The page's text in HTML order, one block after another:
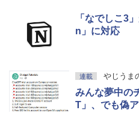
New
11インチ
レージ、
整、色調
￥115,980
「なでしこ3
n」に対応
連載 やじうま
みんな夢中の
T」、でも偽